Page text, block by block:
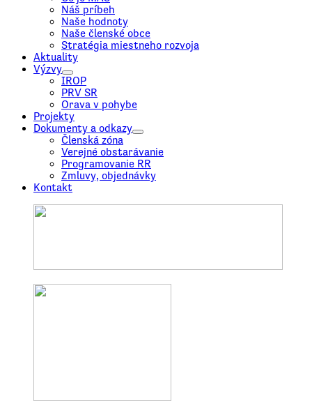
Náš príbeh
Naše hodnoty
Naše členské obce
Stratégia miestneho rozvoja
Aktuality
Výzvy
IROP
PRV SR
Orava v pohybe
Projekty
Dokumenty a odkazy
Členská zóna
Verejné obstarávanie
Programovanie RR
Zmluvy, objednávky
Kontakt